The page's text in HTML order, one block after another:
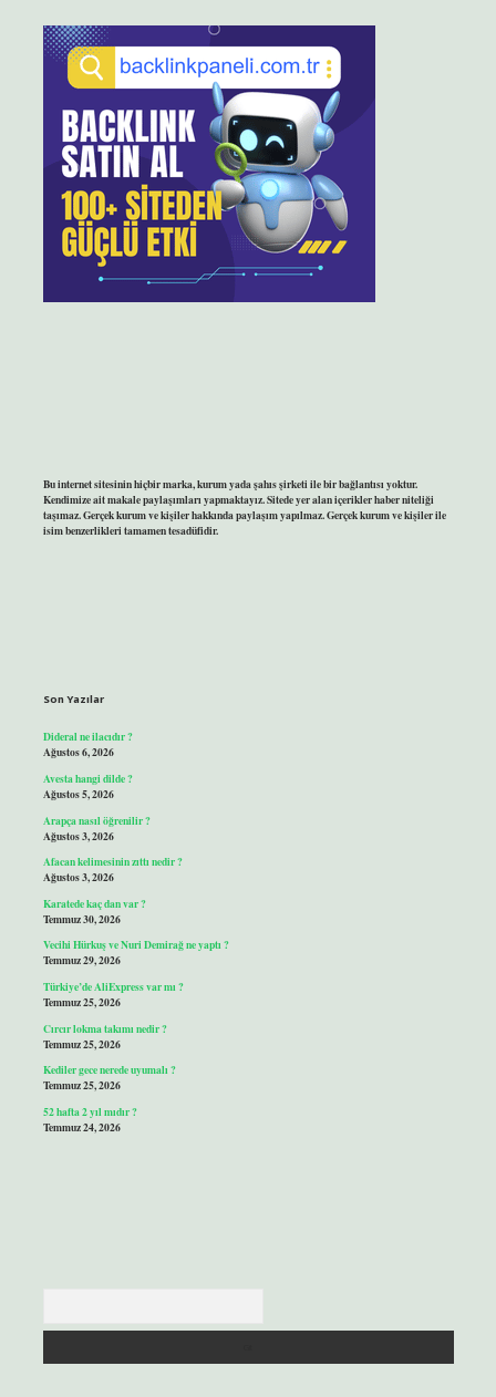
Bu internet sitesinin hiçbir marka, kurum yada şahıs şirketi ile bir bağlantısı yoktur.
Kendimize ait makale paylaşımları yapmaktayız. Sitede yer alan içerikler haber niteliği
taşımaz. Gerçek kurum ve kişiler hakkında paylaşım yapılmaz. Gerçek kurum ve kişiler ile
isim benzerlikleri tamamen tesadüfidir.
Son Yazılar
Dideral ne ilacıdır ?
Ağustos 6, 2026
Avesta hangi dilde ?
Ağustos 5, 2026
Arapça nasıl öğrenilir ?
Ağustos 3, 2026
Afacan kelimesinin zıttı nedir ?
Ağustos 3, 2026
Karatede kaç dan var ?
Temmuz 30, 2026
Vecihi Hürkuş ve Nuri Demirağ ne yaptı ?
Temmuz 29, 2026
Türkiye’de AliExpress var mı ?
Temmuz 25, 2026
Cırcır lokma takımı nedir ?
Temmuz 25, 2026
Kediler gece nerede uyumalı ?
Temmuz 25, 2026
52 hafta 2 yıl mıdır ?
Temmuz 24, 2026